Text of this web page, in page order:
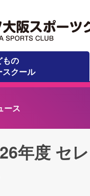
もの
クール
ース
年度 セ